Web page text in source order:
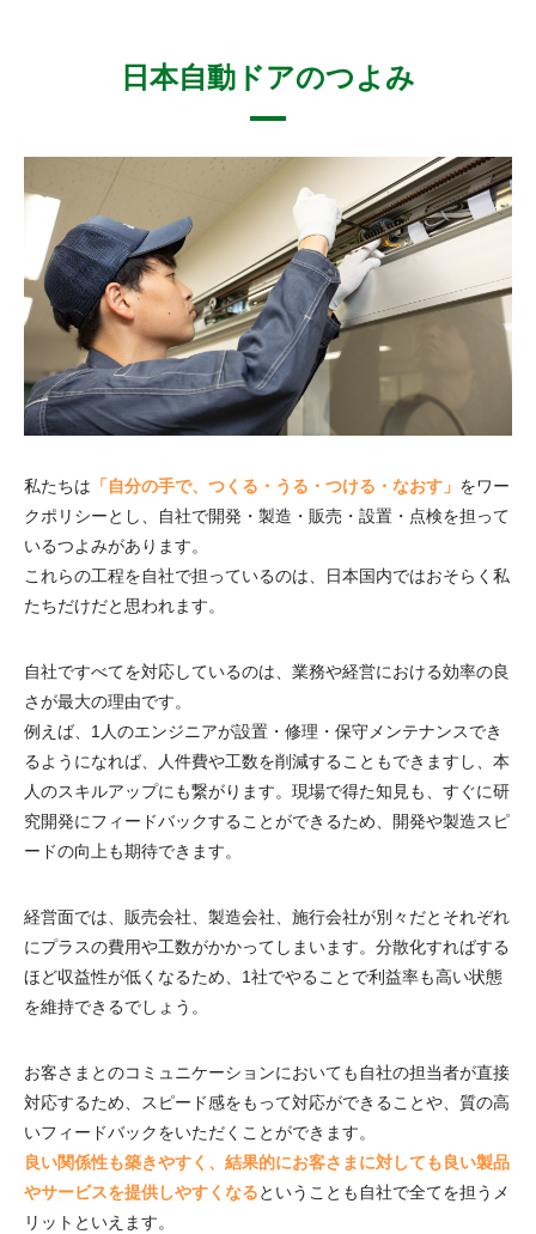
日本自動ドアのつよみ
私たちは 「自分の手で、つくる・うる・つける・なおす」 をワー
クポリシーとし、自社で開発・製造・販売・設置・点検を担って
いるつよみがあります。
これらの工程を自社で担っているのは、日本国内ではおそらく私
たちだけだと思われます。
自社ですべてを対応しているのは、業務や経営における効率の良
さが最大の理由です。
例えば、1人のエンジニアが設置・修理・保守メンテナンスでき
るようになれば、人件費や工数を削減することもできますし、本
人のスキルアップにも繋がります。現場で得た知見も、すぐに研
究開発にフィードバックすることができるため、開発や製造スピ
ードの向上も期待できます。
経営面では、販売会社、製造会社、施行会社が別々だとそれぞれ
にプラスの費用や工数がかかってしまいます。分散化すればする
ほど収益性が低くなるため、1社でやることで利益率も高い状態
を維持できるでしょう。
お客さまとのコミュニケーションにおいても自社の担当者が直接
対応するため、スピード感をもって対応ができることや、質の高
いフィードバックをいただくことができます。
良い関係性も築きやすく、結果的にお客さまに対しても良い製品
やサービスを提供しやすくなるということも自社で全てを担うメ
リットといえます。